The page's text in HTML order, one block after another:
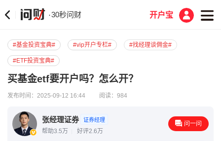
·30秒问财 开户宝
#基金投资宝典# #vip开户专栏# #找经理谈佣金#
#ETF投资宝典#
买基金etf要开户吗？怎么开？
发布时间：2025-09-12 16:44 阅读：984
张经理证券 证券经理
帮助3.5万 好评2.6万
问一问